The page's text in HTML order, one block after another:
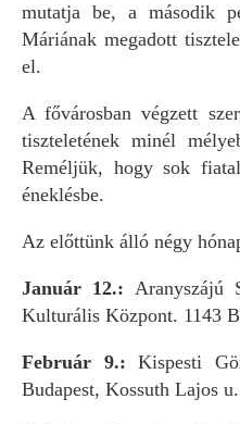
mutatja be, a második
Máriának megadott
el.
A fővárosban végzett
tiszteletének minél
Reméljük, hogy sok
éneklésbe.
Az előttünk álló négy
Január 12.: Aranyszájú
Kulturális Központ. 1143
Február 9.: Kispesti
Budapest, Kossuth Lajos